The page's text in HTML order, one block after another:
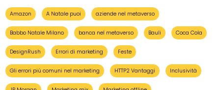
Amazon A Natale puoi aziende nel metaverso
Babbo Natale Milano banca nel metaverso Bauli Coca Cola
DesignRush Errori di marketing Feste
Gli errori più comuni nel marketing HTTP2 Vantaggi Inclusività